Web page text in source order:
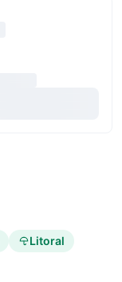
Litoral